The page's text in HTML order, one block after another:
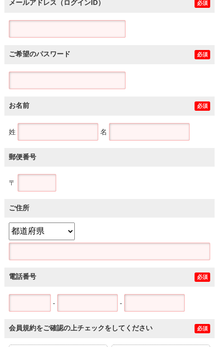
メールアドレス（ログインID） 必須
ご希望のパスワード 必須
お名前 必須
姓 名
郵便番号
〒
ご住所
電話番号 必須
- -
会員規約をご確認の上チェックをしてください 必須